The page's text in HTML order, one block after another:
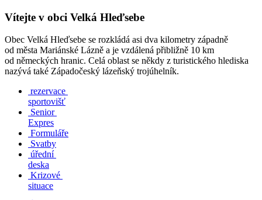
Vítejte v obci Velká Hleďsebe
Obec Velká Hleďsebe se rozkládá asi dva kilometry západně
od města Mariánské Lázně a je vzdálená přibližně 10 km
od německých hranic. Celá oblast se někdy z turistického hlediska
nazývá také Západočeský lázeňský trojúhelník.
rezervace
sportovišť
Senior
Expres
Formuláře
Svatby
úřední
deska
Krizové
situace